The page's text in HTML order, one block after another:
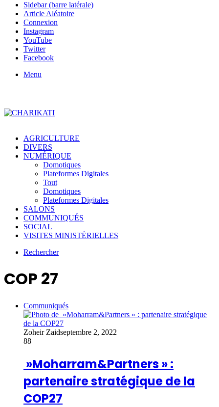
Sidebar (barre latérale)
Article Aléatoire
Connexion
Instagram
YouTube
Twitter
Facebook
Menu
AGRICULTURE
DIVERS
NUMÉRIQUE
Domotiques
Plateformes Digitales
Tout
Domotiques
Plateformes Digitales
SALONS
COMMUNIQUÉS
SOCIAL
VISITES MINISTÉRIELLES
Rechercher
COP 27
Communiqués
Zoheir Zaidseptembre 2, 2022
88
»Moharram&Partners » :
partenaire stratégique de la
COP27